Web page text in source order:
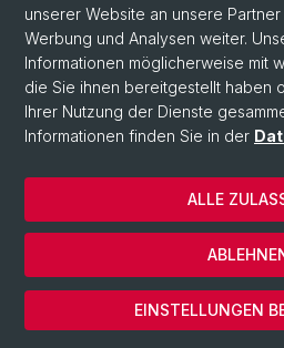
Grosse und kleine Gefühle.
Erkundungen
Ort:Grosser Seminarraum, Nadelberg
Veranstalter:Theologische Fakultät
GASTVORLESUNG / VORTRAG,
unserer Website an unsere
Werbung und Analysen weiter.
Informationen möglicherweise mit
die Sie ihnen bereitgestellt haben
Ihrer Nutzung der Dienste
Informationen finden Sie in der
EINSTELLUNGEN
ALLE